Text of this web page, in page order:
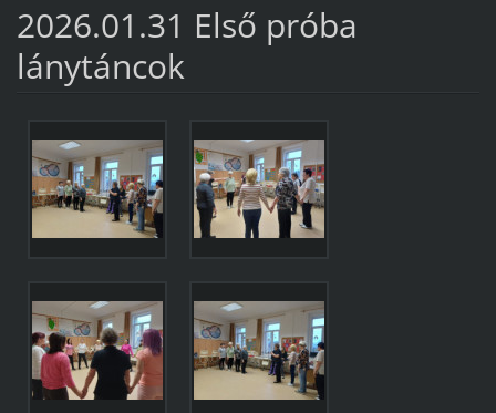
2026.01.31 Első próba
lánytáncok